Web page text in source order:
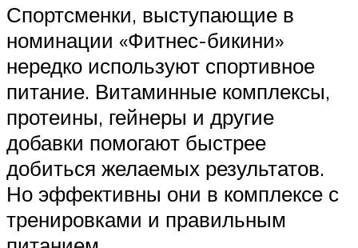
Спортсменки, выступающие в
номинации «Фитнес-бикини»
нередко используют спортивное
питание. Витаминные комплексы,
протеины, гейнеры и другие
добавки помогают быстрее
добиться желаемых результатов.
Но эффективны они в комплексе с
тренировками и правильным